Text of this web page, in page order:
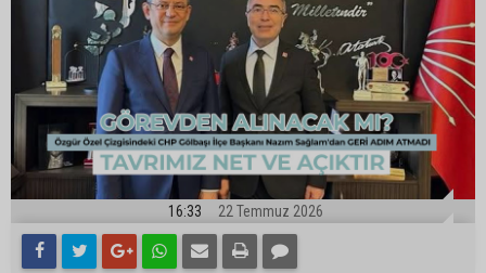
16:33 22 Temmuz 2026